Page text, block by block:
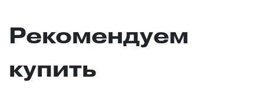
Рекомендуем
купить